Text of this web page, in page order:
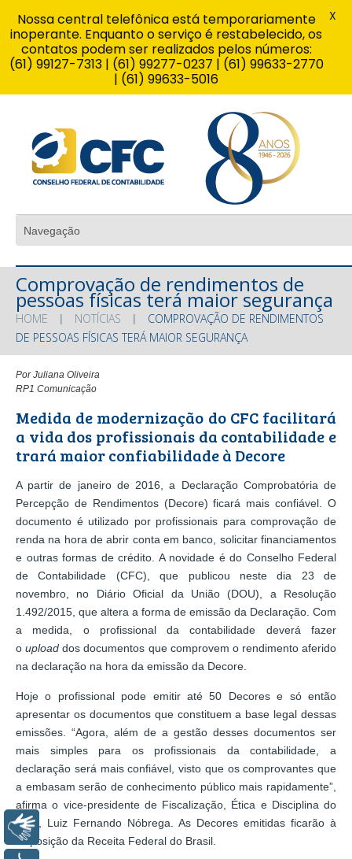
Comprovação de rendimentos de
pessoas físicas terá maior segurança
HOME NOTÍCIAS
COMPROVAÇÃO DE RENDIMENTOS
DE PESSOAS FÍSICAS TERÁ MAIOR SEGURANÇA
Por Juliana Oliveira
RP1 Comunicação
Medida de modernização do CFC facilitará
a vida dos profissionais da contabilidade e
trará maior confiabilidade à Decore
A partir de janeiro de 2016, a Declaração Comprobatória de
Percepção de Rendimentos (Decore) ficará mais confiável. O
documento é utilizado por profissionais para comprovação de
renda na hora de abrir conta em banco, solicitar financiamentos
e outras formas de crédito. A novidade é do Conselho Federal
de Contabilidade (CFC), que publicou neste dia 23 de
novembro, no Diário Oficial da União (DOU), a Resolução
1.492/2015, que altera a forma de emissão da Declaração. Com
a medida, o profissional da contabilidade deverá fazer
oupload dos documentos que comprovem o rendimento aferido
na declaração na hora da emissão da Decore.
Hoje o profissional pode emitir até 50 Decores e só então
apresentar os documentos que constituem a base legal dessas
emissões. “Agora, além de a gestão desses documentos ser
mais simples para os profissionais da contabilidade, a
declaração será mais confiável, visto que os comprovantes que
a embasam serão de conhecimento público mais rapidamente”,
afirma o vice-presidente de Fiscalização, Ética e Disciplina do
CFC, Luiz Fernando Nóbrega. As Decores emitidas ficarão à
disposição da Receita Federal do Brasil.
Nossa central telefônica está temporariamente
inoperante. Enquanto o serviço é restabelecido, os
contatos podem ser realizados pelos números:
(61) 99127-7313 | (61) 99277-0237 | (61) 99633-2770
| (61) 99633-5016
X
Libras